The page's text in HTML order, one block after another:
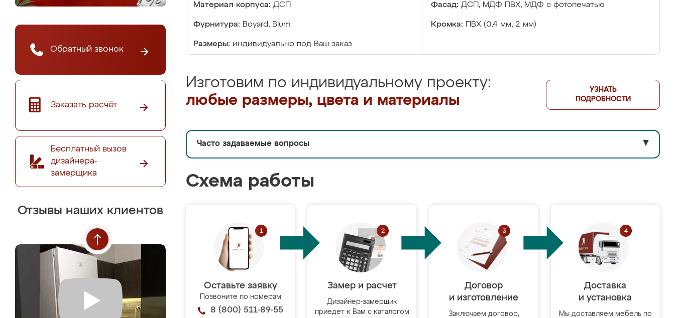
Обратный звонок
Заказать расчёт
Бесплатный вызов
дизайнера-
замерщика
Отзывы наших клиентов
Материал корпуса: ДСП Фасад: ДСП, МДФ ПВХ, МДФ с фотопечатью
Фурнитура: Boyard, Blum Кромка: ПВХ (0,4 мм, 2 мм)
Размеры: индивидуально под Ваш заказ
Изготовим по индивидуальному проекту:
любые размеры, цвета и материалы
УЗНАТЬ
ПОДРОБНОСТИ
Часто задаваемые вопросы ▼
Схема работы
Оставьте заявку
Позвоните по номерам
8 (800) 511-89-55
Замер и расчет
Дизайнер-замерщик
приедет к Вам с каталогом
Договор
и изготовление
Заключаем договор,
Доставка
и установка
Мы доставляем мебель по